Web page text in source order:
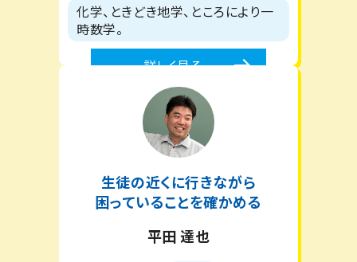
化学、ときどき地学、ところにより一
時数学。
詳しく見る
生徒の近くに行きながら
困っていることを確かめる
平田 達也